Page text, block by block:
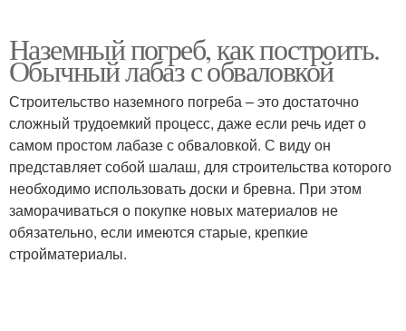
Наземный погреб, как построить.
Обычный лабаз с обваловкой
Строительство наземного погреба – это достаточно
сложный трудоемкий процесс, даже если речь идет о
самом простом лабазе с обваловкой. С виду он
представляет собой шалаш, для строительства которого
необходимо использовать доски и бревна. При этом
заморачиваться о покупке новых материалов не
обязательно, если имеются старые, крепкие
стройматериалы.